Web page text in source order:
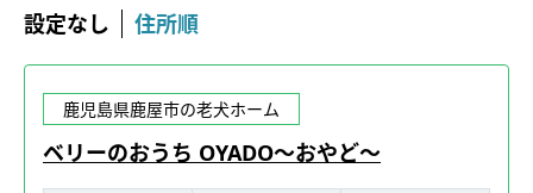
設定なし
住所順
鹿児島県鹿屋市の老犬ホーム
ベリーのおうち OYADO～おやど～